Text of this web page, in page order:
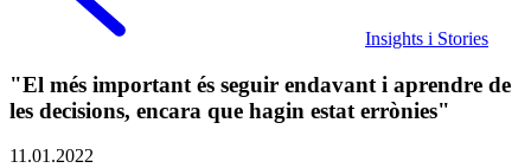
Insights i Stories
"El més important és seguir endavant i aprendre de
les decisions, encara que hagin estat errònies"
11.01.2022